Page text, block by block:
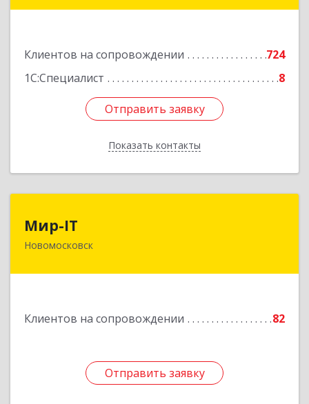
Клиентов на сопровождении
724
1С:Специалист
8
Отправить заявку
Показать контакты
Отправить заявку
Назад
Мир-IT
Новомосковск
Клиентов на сопровождении 82
Отправить заявку
301650, Тульская обл, Новомосковск г,
Отправить заявку